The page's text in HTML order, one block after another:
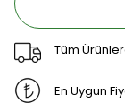
Tüm
En Uygun